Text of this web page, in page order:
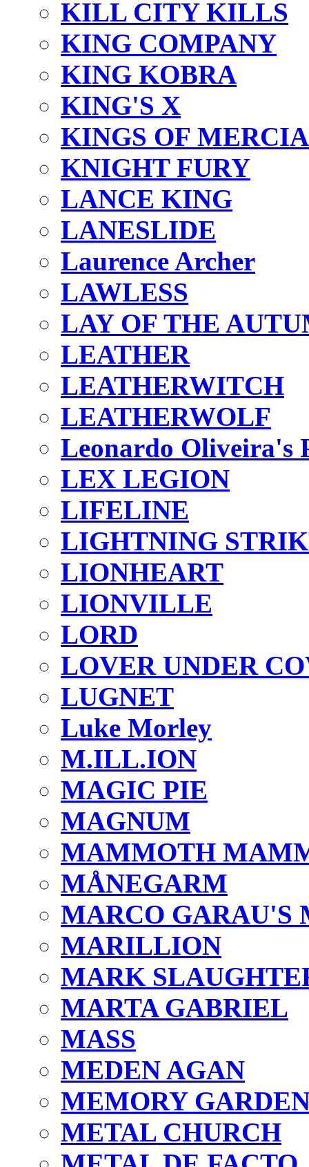
KILL CITY KILLS
KING COMPANY
KING KOBRA
KING'S X
KINGS OF MERCIA
KNIGHT FURY
LANCE KING
LANESLIDE
Laurence Archer
LAWLESS
LAY OF THE
LEATHER
LEATHERWITCH
LEATHERWOLF
Leonardo Oliveira's
LEX LEGION
LIFELINE
LIGHTNING
LIONHEART
LIONVILLE
LORD
LOVER UNDER
LUGNET
Luke Morley
M.ILL.ION
MAGIC PIE
MAGNUM
MAMMOTH
MÅNEGARM
MARCO GARAU'S
MARILLION
MARK
MARTA GABRIEL
MASS
MEDEN AGAN
MEMORY
METAL CHURCH